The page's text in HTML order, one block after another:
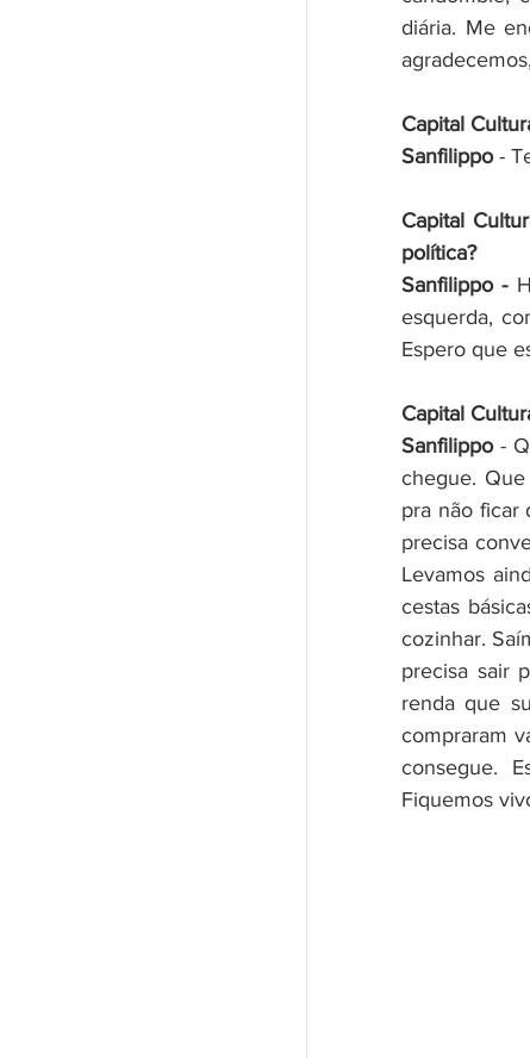
diária. Me
Capital
Sanfilippo -
Capital
política?
Sanfilippo -
esquerda,
Espero que
Capital
Sanfilippo -
chegue.
pra não ficar
precisa
Levamos
cestas
cozinhar.
precisa sair
renda que
compraram
consegue.
Fiquemos